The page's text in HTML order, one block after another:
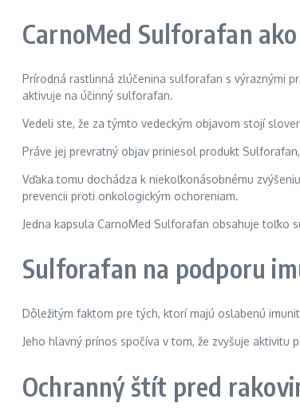
CarnoMed Sulforafan
Prírodná rastlinná zlúčenina sulforafan s výraznými
aktivuje na účinný sulforafan.
Vedeli ste, že za týmto vedeckým objavom stojí
Práve jej prevratný objav priniesol produkt
Vďaka tomu dochádza k niekoľkonásobnému
prevencii proti onkologickým ochoreniam.
Jedna kapsula CarnoMed Sulforafan obsahuje toľko
Sulforafan na podporu
Dôležitým faktom pre tých, ktorí majú oslabenú
Jeho hlavný prínos spočíva v tom, že zvyšuje aktivitu
Ochranný štít pred